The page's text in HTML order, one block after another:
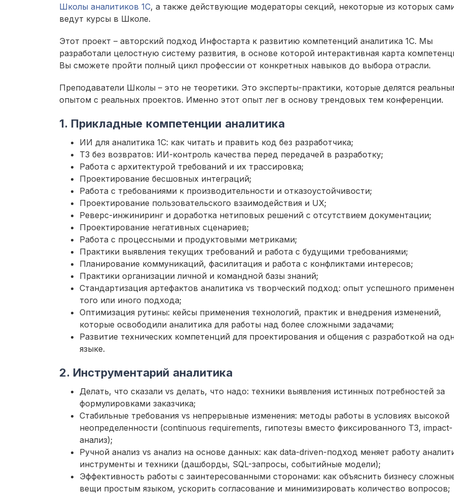
Школы аналитиков 1С, а также действующие модераторы секций, некоторые из которых
ведут курсы в Школе.
Этот проект – авторский подход Инфостарта к развитию компетенций аналитика 1С. Мы
разработали целостную систему развития, в основе которой интерактивная карта
Вы сможете пройти полный цикл профессии от конкретных навыков до выбора отрасли.
Преподаватели Школы – это не теоретики. Это эксперты-практики, которые делятся
опытом с реальных проектов. Именно этот опыт лег в основу трендовых тем конференции.
1. Прикладные компетенции аналитика
ИИ для аналитика 1С: как читать и править код без разработчика;
ТЗ без возвратов: ИИ-контроль качества перед передачей в разработку;
Работа с архитектурой требований и их трассировка;
Проектирование бесшовных интеграций;
Работа с требованиями к производительности и отказоустойчивости;
Проектирование пользовательского взаимодействия и UX;
Реверс-инжиниринг и доработка нетиповых решений с отсутствием документации;
Проектирование негативных сценариев;
Работа с процессными и продуктовыми метриками;
Практики выявления текущих требований и работа с будущими требованиями;
Планирование коммуникаций, фасилитация и работа с конфликтами интересов;
Практики организации личной и командной базы знаний;
Стандартизация артефактов аналитика vs творческий подход: опыт успешного
того или иного подхода;
Оптимизация рутины: кейсы применения технологий, практик и внедрения изменений,
которые освободили аналитика для работы над более сложными задачами;
Развитие технических компетенций для проектирования и общения с разработкой на
языке.
2. Инструментарий аналитика
Делать, что сказали vs делать, что надо: техники выявления истинных потребностей за
формулировками заказчика;
Стабильные требования vs непрерывные изменения: методы работы в условиях высокой
неопределенности (continuous requirements, гипотезы вместо фиксированного ТЗ, impact-
анализ);
Ручной анализ vs анализ на основе данных: как data-driven-подход меняет работу
инструменты и техники (дашборды, SQL-запросы, событийные модели);
Эффективность работы с заинтересованными сторонами: как объяснить бизнесу
вещи простым языком, ускорить согласование и минимизировать количество вопросов;